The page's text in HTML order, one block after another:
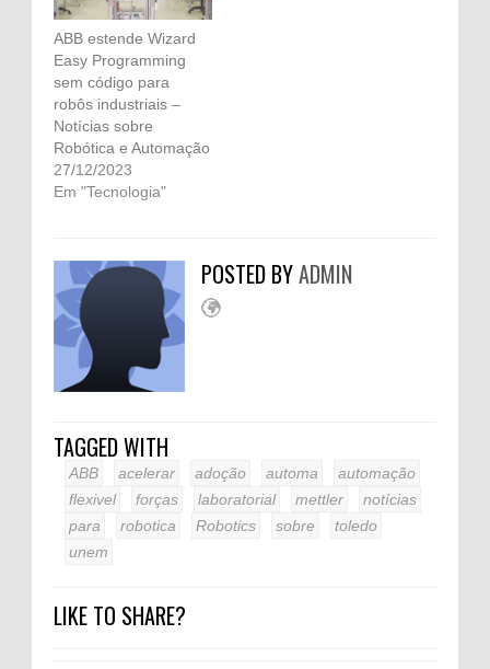
ABB estende Wizard
Easy Programming
sem código para
robôs industriais –
Notícias sobre
Robótica e Automação
27/12/2023
Em "Tecnologia"
POSTED BYADMIN
TAGGED WITH
ABB acelerar adoção automa
automação
flexivel
forças laboratorial mettler
notícias
para
robotica Robotics sobre
toledo
unem
LIKE TO SHARE?